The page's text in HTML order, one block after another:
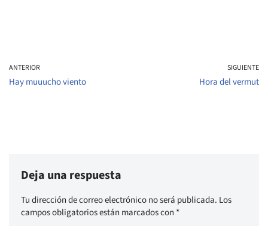
ANTERIOR
Hay muuucho viento
SIGUIENTE
Hora del vermut
Deja una respuesta
Tu dirección de correo electrónico no será publicada. Los
campos obligatorios están marcados con *